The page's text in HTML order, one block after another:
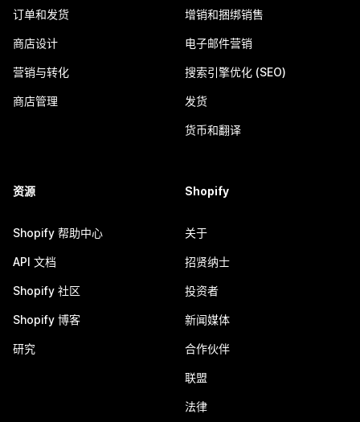
订单和发货
商店设计
营销与转化
商店管理
增销和捆绑销售
电子邮件营销
搜索引擎优化 (SEO)
发货
货币和翻译
资源
Shopify 帮助中心
API 文档
Shopify 社区
Shopify 博客
研究
Shopify
关于
招贤纳士
投资者
新闻媒体
合作伙伴
联盟
法律